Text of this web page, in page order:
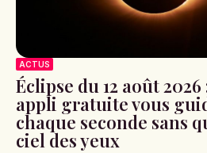
ACTUS
Éclipse du 12 août 2026
appli gratuite vous
chaque seconde sans
ciel des yeux